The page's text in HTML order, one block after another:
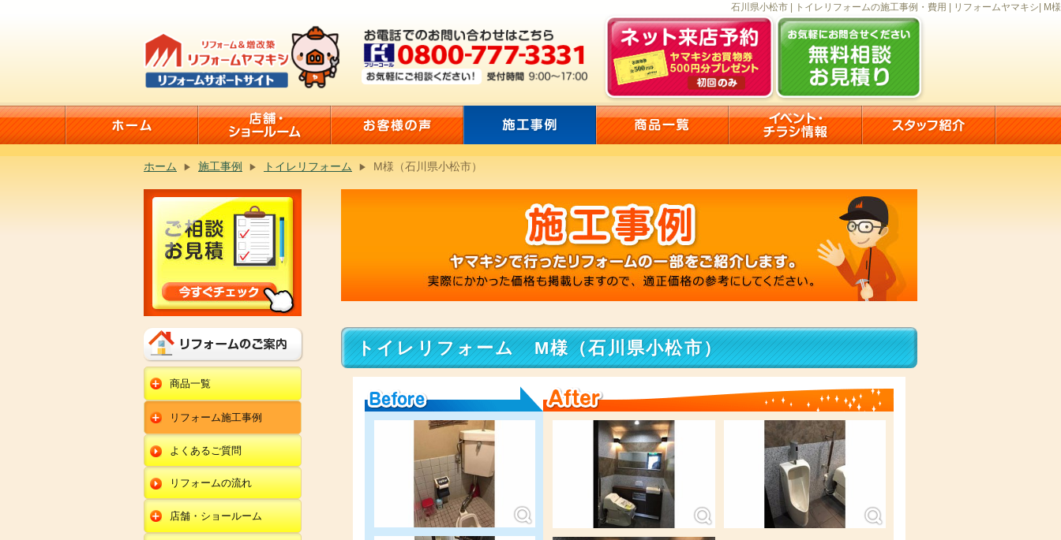
石川県小松市 | トイレリフォームの施工事例・費用 | リフォームヤマキシ| M様
ホーム 施工事例 トイレリフォーム M様（石川県小松市）
トイレリフォーム M様（石川県小松市）
商品一覧
水回りリフォーム
キッチンリフォーム
ユニットバスリフォー
ム
トイレリフォーム
洗面化粧台リフォー
ム
オール電化セット
エコキュート
給湯器
エクステリア
外壁塗装
内装リフォーム
リフォーム施工事例
キッチン
ユニットバス
トイレ
洗面化粧台
よくあるご質問
リフォームの流れ
店舗・ショールーム
田鶴浜店